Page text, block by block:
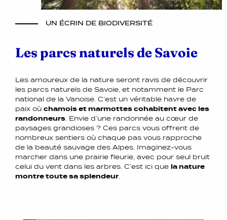
UN ÉCRIN DE BIODIVERSITÉ
Les parcs naturels de Savoie
Les amoureux de la nature seront ravis de découvrir
les parcs naturels de Savoie, et notamment le Parc
national de la Vanoise. C’est un véritable havre de
paix où chamois et marmottes cohabitent avec les
randonneurs. Envie d’une randonnée au cœur de
paysages grandioses ? Ces parcs vous offrent de
nombreux sentiers où chaque pas vous rapproche
de la beauté sauvage des Alpes. Imaginez-vous
marcher dans une prairie fleurie, avec pour seul bruit
celui du vent dans les arbres. C’est ici que la nature
montre toute sa splendeur.